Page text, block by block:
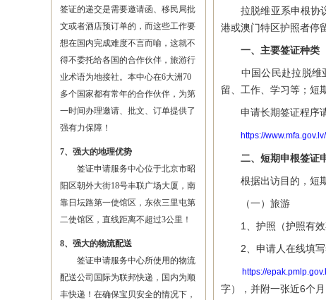
签证的递交是需要邀请函、移民局批
文或者酒店预订单的，而这些工作要
想在国内完成难度不言而喻，这就不
得不委托给各国的合作伙伴，旅游行
业术语为地接社。本中心在6大洲70
多个国家都有常年的合作伙伴，为第
一时间办理邀请、批文、订单提供了
强有力保障！
7、强大的地理优势
签证申请服务中心位于北京市昭
阳区朝外大街18号丰联广场大厦，南
靠日坛路第一使馆区，东依三里屯第
二使馆区，直线距离不超过3公里！
8、强大的物流配送
签证申请服务中心所使用的物流
配送公司国际为联邦快递，国内为顺
丰快递！在确保宝贝安全的情况下，
拉脱维亚系申根协议
港或澳门特区护照者停
一、主要签证种类
中国公民赴拉脱维亚
留、工作、学习等；短
申请长期签证程序请
https://
二、短期申根签证
根据出访目的，短期
（一）旅游
1、护照（护照有效
2、申请人在线填写
https://
字），并附一张近6个